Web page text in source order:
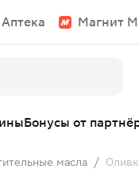
Аптека Магнит
Бонусы от
масла /